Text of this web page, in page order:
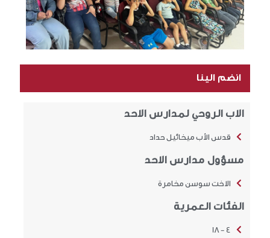
انضم الينا
الاب الروحي لمدارس الاحد
قدس الأب ميخائيل حداد
مسؤول مدارس الاحد
الاخت سوسن مخامرة
الفئات العمرية
4 - 18